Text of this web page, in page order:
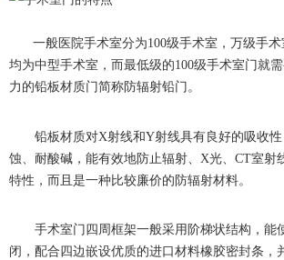
一般医院手术室分为100级手术室，万级手术
均为中型手术室，而最低级的100级手术室门就
力的铅板材质门简称防辐射铅门。
铅板材质对X射线和Y射线具有良好的吸收
蚀、耐酸碱，能有效地防止辐射、X光、CT室射
特性，而且是一种比较廉价的防辐射材料。
手术室门四周框架一般采用阶梯状结构，能
闭，配合四边嵌设优质的进口材料橡胶密封条，